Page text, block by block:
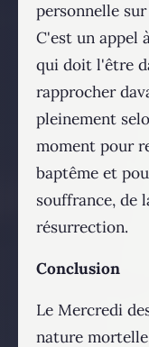
personnelle
C'est un appel
qui doit l'être
rapprocher
pleinement
moment pour
baptême et
souffrance, de
résurrection.
Conclusion
Le Mercredi
nature